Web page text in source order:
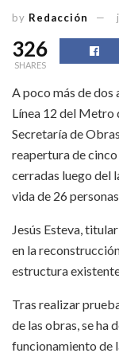
by Redacción
326
SHARES
A poco más de
Línea 12 del Metro
Secretaría de
reapertura de
cerradas luego del
vida de 26 personas.
Jesús Esteva,
en la
estructura
Tras realizar
de las obras, se ha
funcionamiento de